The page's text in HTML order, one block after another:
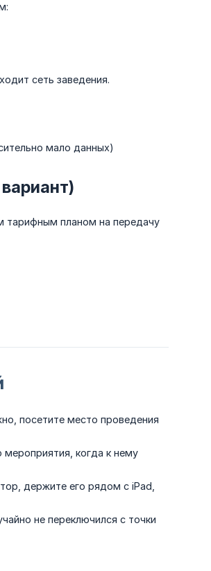
сеть заведения.
мало данных)
тарифным планом на передачу
посетите место проведения
когда к нему
держите его рядом с iPad,
не переключился с точки